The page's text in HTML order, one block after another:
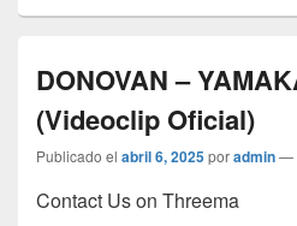
DONOVAN –
(Videoclip Oficial)
Publicado el abril 6, 2025poradmin—
Contact Us on Threema